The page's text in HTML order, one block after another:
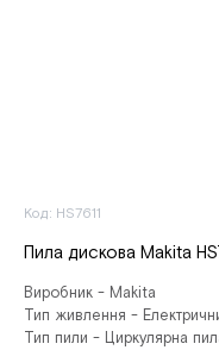
Код: HS7611
Пила дискова Makita
Виробник - Makita
Тип живлення -
Тип пили - Циркулярна